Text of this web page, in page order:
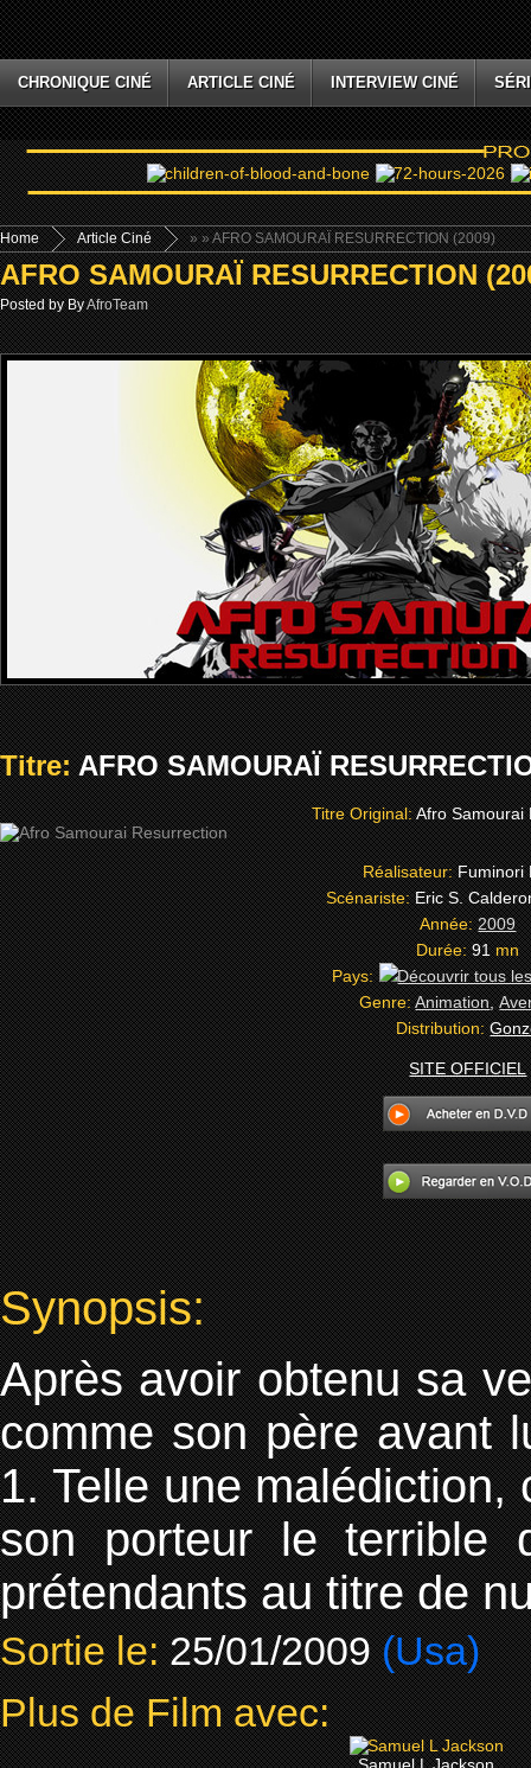
CHRONIQUE CINÉ ARTICLE CINÉ INTERVIEW CINÉ
Home »
Article Ciné » AFRO SAMOURAÏ RESURRECTION (2009)
AFRO SAMOURAÏ RESURRECTION
Posted by ByAfroTeam
Titre:AFRO SAMOURAÏ
Titre Original:Afro Samourai
Réalisateur:Fuminori
Scénariste:Eric S.
Année:2009
Durée:91mn
Pays:
Genre:Animation,
Distribution:
SITE OFFICIEL
Synopsis:
Après avoir obtenu sa
comme son père avant
1. Telle une
son porteur le terrible
prétendants au titre de
Sortie le: 25/01/2009 (Usa)
Plus de Film avec: